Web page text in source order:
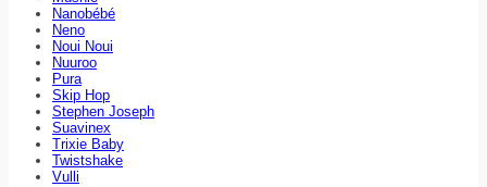
Nanobébé
Neno
Noui Noui
Nuuroo
Pura
Skip Hop
Stephen Joseph
Suavinex
Trixie Baby
Twistshake
Vulli